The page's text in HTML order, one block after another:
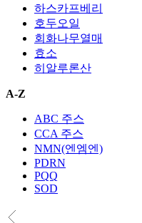
하스카프베리
호두오일
회화나무열매
효소
히알루론산
A-Z
ABC 주스
CCA 주스
NMN(엔엠엔)
PDRN
PQQ
SOD